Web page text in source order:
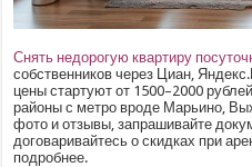
Снять недорогую квартиру
собственников через Циан,
цены стартуют от 1500–2000
районы с метро вроде Марьино,
фото и отзывы, запрашивайте
договаривайтесь о скидках при
подробнее.